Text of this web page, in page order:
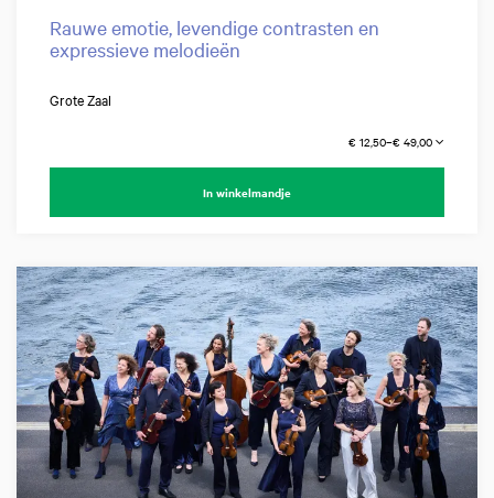
Rauwe emotie, levendige contrasten en
expressieve melodieën
Grote Zaal
€ 12,50–€ 49,00
In winkelmandje